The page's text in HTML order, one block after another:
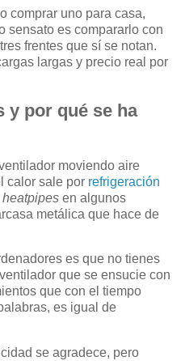
comprar uno para casa,
sensato es compararlo con
frentes que sí se notan.
largas y precio real por
y por qué se ha
moviendo aire
calor sale por refrigeración
heatpipes en algunos
metálica que hace de
es que no tienes
que se ensucie con
que con el tiempo
es igual de
se agradece, pero